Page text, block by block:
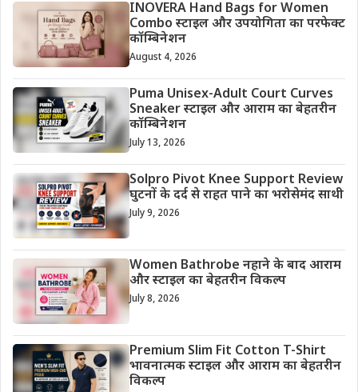
INOVERA Hand Bags for Women
Combo स्टाइल और उपयोगिता का परफेक्ट
कॉम्बिनेशन
August 4, 2026
Puma Unisex-Adult Court Curves
Sneaker स्टाइल और आराम का बेहतरीन
कॉम्बिनेशन
July 13, 2026
Solpro Pivot Knee Support Review
घुटनों के दर्द से राहत पाने का भरोसेमंद साथी
July 9, 2026
Women Bathrobe नहाने के बाद आराम
और स्टाइल का बेहतरीन विकल्प
July 8, 2026
Premium Slim Fit Cotton T-Shirt
भावनात्मक स्टाइल और आराम का बेहतरीन
विकल्प